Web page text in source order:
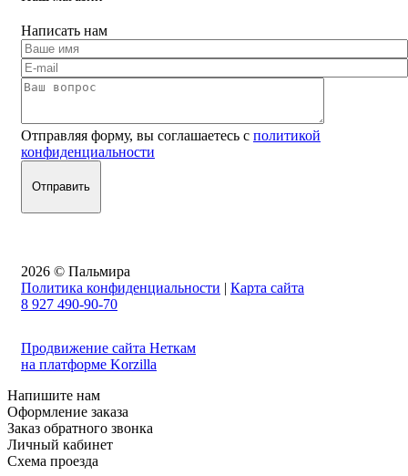
Написать нам
Отправляя форму, вы соглашаетесь с политикой
конфиденциальности
2026 © Пальмира
Политика конфиденциальности | Карта сайта
8 927 490-90-70
Продвижение сайта Неткам
на платформе Korzilla
Напишите нам
Оформление заказа
Заказ обратного звонка
Личный кабинет
Схема проезда